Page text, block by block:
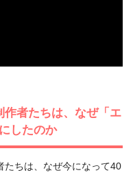
作者たちは、なぜ「エ
したのか
たちは、なぜ今になって40